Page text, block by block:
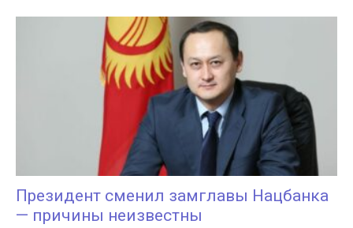
Президент сменил замглавы Нацбанка
— причины неизвестны